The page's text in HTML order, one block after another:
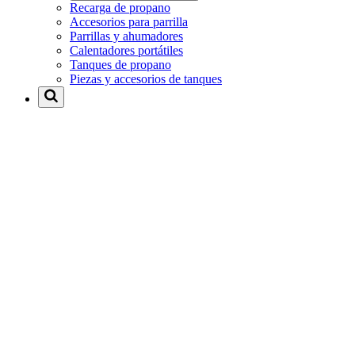
Recarga de propano
Accesorios para parrilla
Parrillas y ahumadores
Calentadores portátiles
Tanques de propano
Piezas y accesorios de tanques